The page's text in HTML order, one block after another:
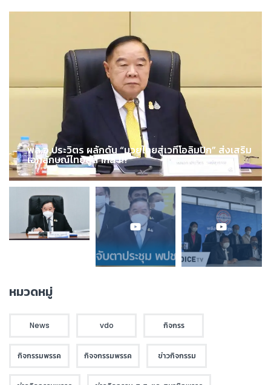
พล.อ.ประวิตร ผลักดัน “มวยไทยสู่เวทีโอลิมปิก” ส่งเสริม
เอกลักษณ์ไทยสู่สากล !!!
หมวดหมู่
News vdo กิจกรร
กิจกรรมพรรค กิจจกรรมพรรค ข่าวกิจกรรม